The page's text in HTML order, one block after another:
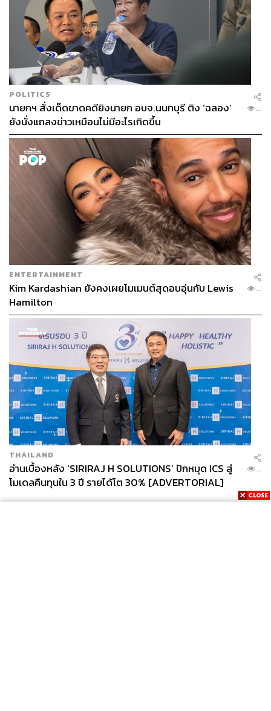
POLITICS
นายกฯ สั่งเด็ดขาดคดียิงนายก อบจ.นนทบุรี ติง ‘ฉลอง’
ยังนั่งแถลงข่าวเหมือนไม่มีอะไรเกิดขึ้น
...
ENTERTAINMENT
Kim Kardashian ยังคงเผยโมเมนต์สุดอบอุ่นกับ Lewis
Hamilton
...
THAILAND
อ่านเบื้องหลัง ‘SIRIRAJ H SOLUTIONS’ ปักหมุด ICS สู่
โมเดลคืนทุนใน 3 ปี รายได้โต 30% [ADVERTORIAL]
...